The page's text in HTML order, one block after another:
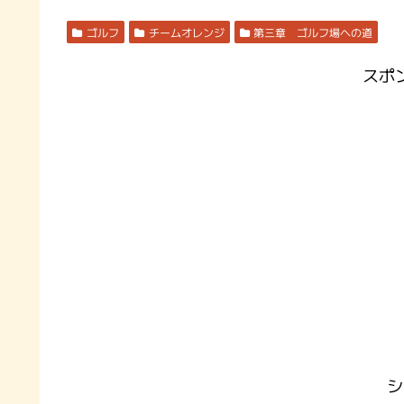
ゴルフ チームオレンジ 第三章 ゴルフ場への道
スポ